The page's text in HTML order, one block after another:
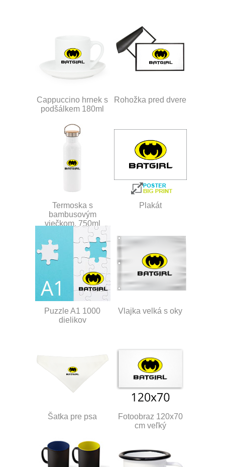
Cappuccino hrnek s
podšálkem 180ml
Rohožka pred dvere
Termoska s
bambusovým
viečkom, 750ml
Plakát
Puzzle A1 1000
dielikov
Vlajka velká s oky
Šatka pre psa
Fotoobraz 120x70
cm veľký